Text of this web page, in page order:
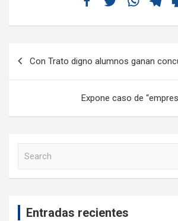
Con Trato digno alumnos ganan
Expone caso de
Entradas recientes